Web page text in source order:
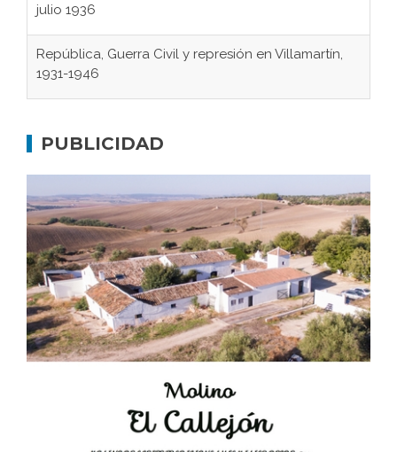
julio 1936
República, Guerra Civil y represión en Villamartín,
1931-1946
concentración nazis
Bornos
El Frente Popular. Ubrique, febrero-julio 1936
Juntar las letras. La alfabetización en el campo: del
afán de saber a la autogestión
Historia y vivencias del poblado de Los Hurones
PUBLICIDAD